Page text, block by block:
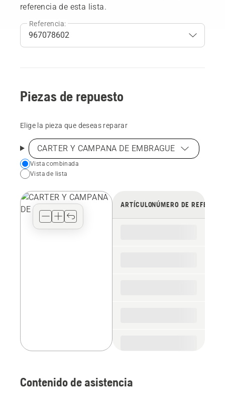
referencia de esta lista.
Referencia:
Piezas de repuesto
Elige la pieza que deseas reparar
CARTER Y CAMPANA DE EMBRAGUE
Choose
your
view
type
Vista combinada
Vista de lista
ARTÍCULONÚMERO DE
Contenido de asistencia